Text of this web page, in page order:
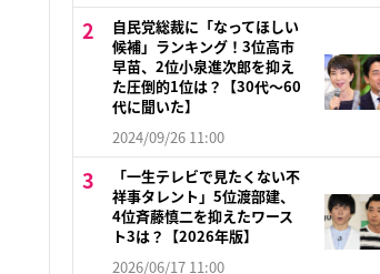
自民党総裁に「なってほしい
候補」ランキング！3位高市
早苗、2位小泉進次郎を抑え
た圧倒的1位は？【30代〜60
代に聞いた】
2024/09/26 11:00
「一生テレビで見たくない不
祥事タレント」5位渡部建、
4位斉藤慎二を抑えたワース
ト3は？【2026年版】
2026/06/17 11:00